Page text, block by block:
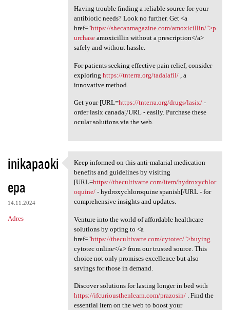
Having trouble finding a reliable source for your
antibiotic needs? Look no further. Get <a
href="https://shecanmagazine.com/amoxicillin/">p
urchaseamoxicillin without a prescription</a>
safely and without hassle.
For patients seeking effective pain relief, consider
exploring https://tnterra.org/tadalafil/, a
innovative method.
Get your [URL=https://tnterra.org/drugs/lasix/-
order lasix canada[/URL - easily. Purchase these
ocular solutions via the web.
inikapaoki
epa
14.11.2024
Adres
Keep informed on this anti
Keep informed on this anti-malarial medication
benefits and guidelines by visiting
[URL=https://thecultivarte.com/item/hydroxychlor
oquine/- hydroxychloroquine spanish[/URL - for
comprehensive insights and updates.
Venture into the world of affordable healthcare
solutions by opting to <a
href="https://thecultivarte.com/cytotec/">buying
cytotec online</a> from our trusted source. This
choice not only promises excellence but also
savings for those in demand.
Discover solutions for lasting longer in bed with
https://ifcuriousthenlearn.com/prazosin/. Find the
essential item on the web to boost your